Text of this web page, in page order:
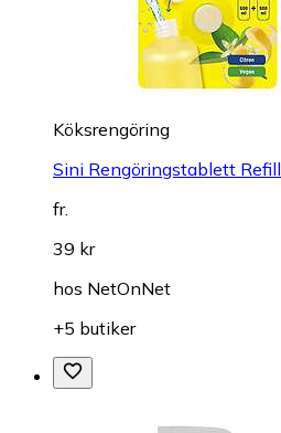
Köksrengöring
Sini Rengöringstablett Refill
fr.
39 kr
hos NetOnNet
+5 butiker